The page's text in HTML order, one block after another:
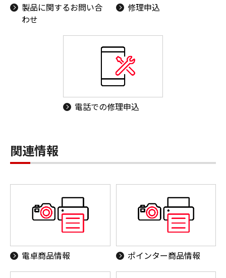
製品に関するお問い合
わせ
修理申込
電話での修理申込
関連情報
電卓商品情報 ポインター商品情報